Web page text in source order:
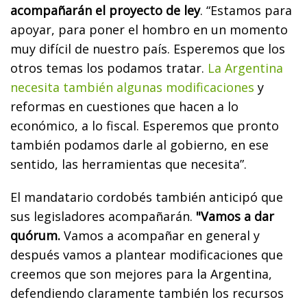
acompañarán el proyecto de ley. “Estamos para
apoyar, para poner el hombro en un momento
muy difícil de nuestro país. Esperemos que los
otros temas los podamos tratar. La Argentina
necesita también algunas modificaciones y
reformas en cuestiones que hacen a lo
económico, a lo fiscal. Esperemos que pronto
también podamos darle al gobierno, en ese
sentido, las herramientas que necesita”.
El mandatario cordobés también anticipó que
sus legisladores acompañarán. "Vamos a dar
quórum. Vamos a acompañar en general y
después vamos a plantear modificaciones que
creemos que son mejores para la Argentina,
defendiendo claramente también los recursos